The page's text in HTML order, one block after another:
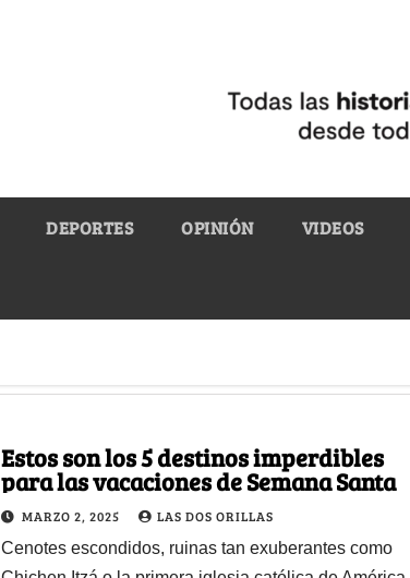
DEPORTES OPINIÓN VIDEOS
Estos son los 5 destinos imperdibles
para las vacaciones de Semana Santa
MARZO 2, 2025 LAS DOS ORILLAS
Cenotes escondidos, ruinas tan exuberantes como